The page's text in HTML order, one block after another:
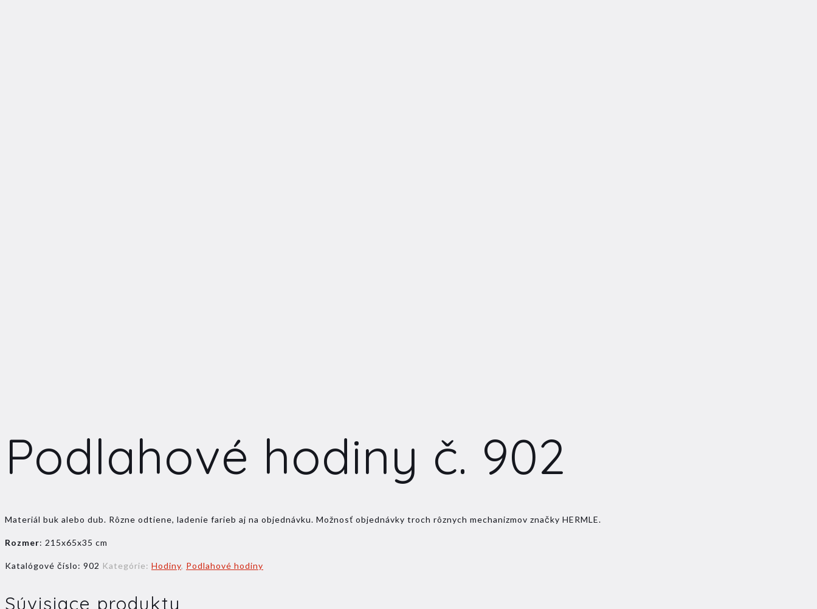
Podlahové hodiny č. 902
Materiál buk alebo dub. Rôzne odtiene, ladenie farieb aj na objednávku. Možnosť objednávky troch rôznych mechanizmov značky HERMLE.
Rozmer: 215x65x35 cm
Katalógové číslo: 902 Kategórie: Hodiny, Podlahové hodiny
Súvisiace produkty